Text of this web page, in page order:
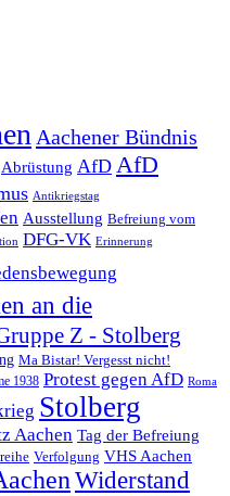
Aachener Bündnis
Abrüstung AfD AfD
Antikriegstag
Ausstellung Befreiung vom
DFG-VK Erinnerung
an die
Z - Stolberg
Ma Bistar! Vergesst nicht!
1938 Protest gegen AfD Roma
Stolberg
Aachen Tag der Befreiung
Verfolgung VHS Aachen
Widerstand